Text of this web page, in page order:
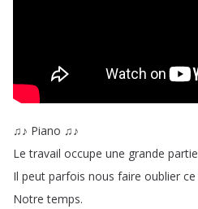
♫♪ Piano ♫♪
Le travail occupe une grande partie
Il peut parfois nous faire oublier ce
Notre temps.